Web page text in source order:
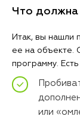
Что должна
Итак, вы нашли
ее на объекте.
программу.
или